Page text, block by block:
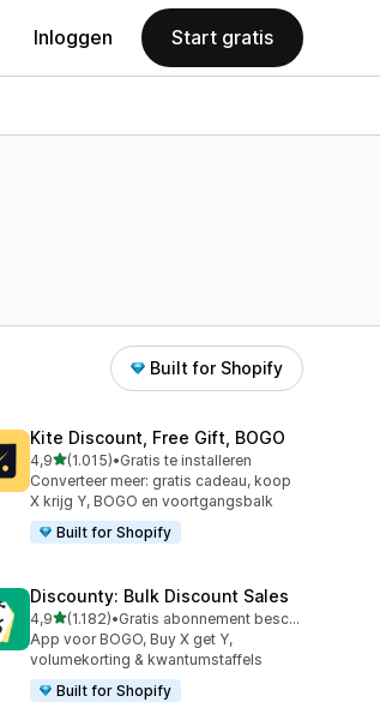
Inloggen Start gratis
Built for Shopify
Kite Discount, Free Gift, BOGO
4,9van 5 sterren
(1.015)
1015 recensies in totaal
•Gratis te installeren
Converteer meer: gratis cadeau, koop
X krijg Y, BOGO en voortgangsbalk
Built for Shopify
Discounty: Bulk Discount Sales
4,9van 5 sterren
(1.182)
1182 recensies in totaal
•
Gratis abonnement beschikbaar
App voor BOGO, Buy X get Y,
volumekorting & kwantumstaffels
Built for Shopify